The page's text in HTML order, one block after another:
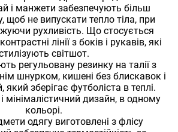
і манжети забезпечують більш
щоб не випускати тепло тіла, при
рухливість. Що стосується
лінії з боків і рукавів, які
світшот.
регульовану резинку на талії з
шнурком, кишені без блискавок і
який зберігає футболіста в теплі.
мінімалістичний дизайн, в одному
кольорі.
одягу виготовлені з флісу